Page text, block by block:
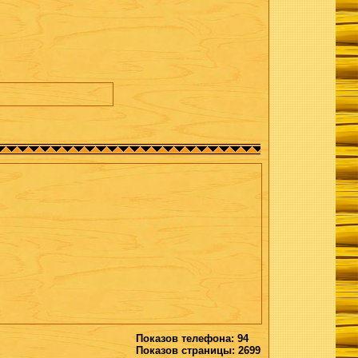
Показов телефона: 94
Показов страницы: 2699